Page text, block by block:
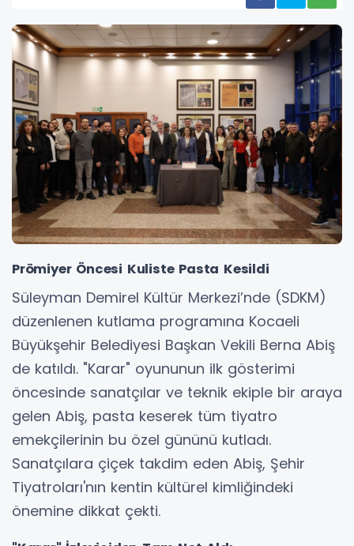
Prömiyer Öncesi Kuliste Pasta Kesildi
Süleyman Demirel Kültür Merkezi’nde (SDKM)
düzenlenen kutlama programına Kocaeli
Büyükşehir Belediyesi Başkan Vekili Berna Abiş
de katıldı. "Karar" oyununun ilk gösterimi
öncesinde sanatçılar ve teknik ekiple bir araya
gelen Abiş, pasta keserek tüm tiyatro
emekçilerinin bu özel gününü kutladı.
Sanatçılara çiçek takdim eden Abiş, Şehir
Tiyatroları'nın kentin kültürel kimliğindeki
önemine dikkat çekti.